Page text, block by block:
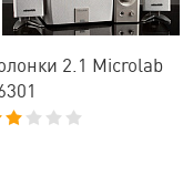
2.1 Microlab